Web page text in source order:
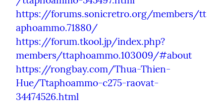
https://forums.sonicretro.org/members/tt
aphoammo.71880/
https://forum.tkool.jp/index.php?
members/ttaphoammo.103009/#about
https://rongbay.com/Thua-Thien-
Hue/Ttaphoammo-c275-raovat-
34474526.html